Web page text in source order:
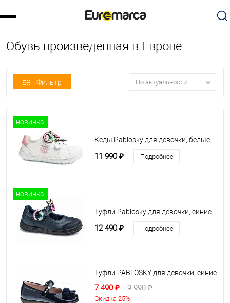
Обувь произведенная в Европе
Фильтр По актуальности
новинка
Кеды Pablosky для девочки, белые
11 990 ₽ Подробнее
новинка
Туфли Pablosky для девочки, синие
12 490 ₽ Подробнее
Туфли PABLOSKY для девочки, синие
7 490 ₽ 9 990 ₽
Скидка 25%